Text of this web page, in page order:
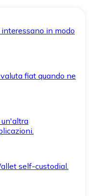
in modo
fiat quando ne
self-custodial.